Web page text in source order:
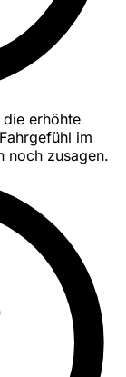
erhöhte
im
noch zusagen.